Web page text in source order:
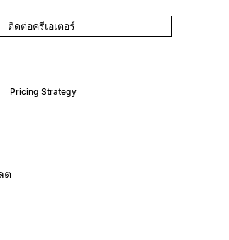
ติดต่อครีเอเตอร์
Pricing Strategy
ต